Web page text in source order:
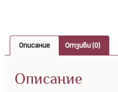
Описание Отзиви (0)
Описание